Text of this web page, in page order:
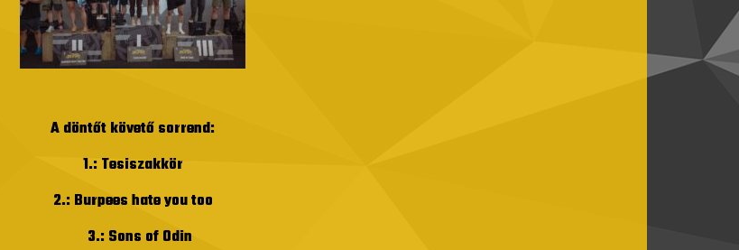
A döntőt követő sorrend:
1.: Tesiszakkör
2.: Burpees hate you too
3.: Sons of Odin